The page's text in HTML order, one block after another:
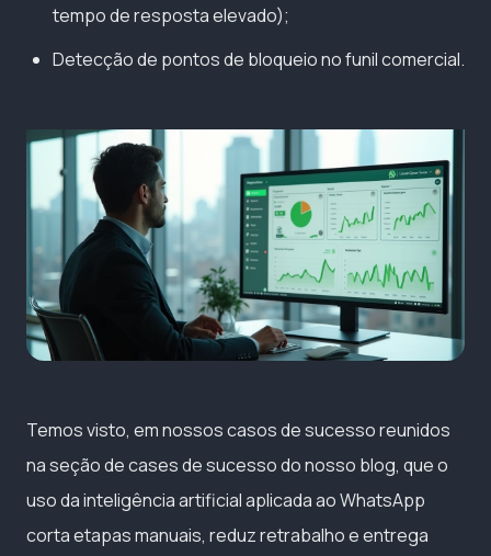
tempo de resposta elevado);
Detecção de pontos de bloqueio no funil comercial.
Temos visto, em nossos casos de sucesso reunidos
na seção de cases de sucesso do nosso blog, que o
uso da inteligência artificial aplicada ao WhatsApp
corta etapas manuais, reduz retrabalho e entrega